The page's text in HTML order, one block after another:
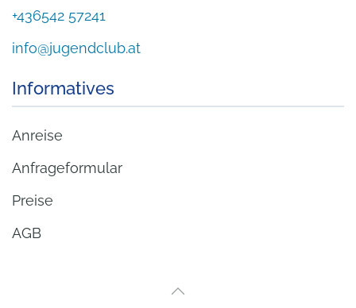
+436542 57241
info@jugendclub.at
Informatives
Anreise
Anfrageformular
Preise
AGB